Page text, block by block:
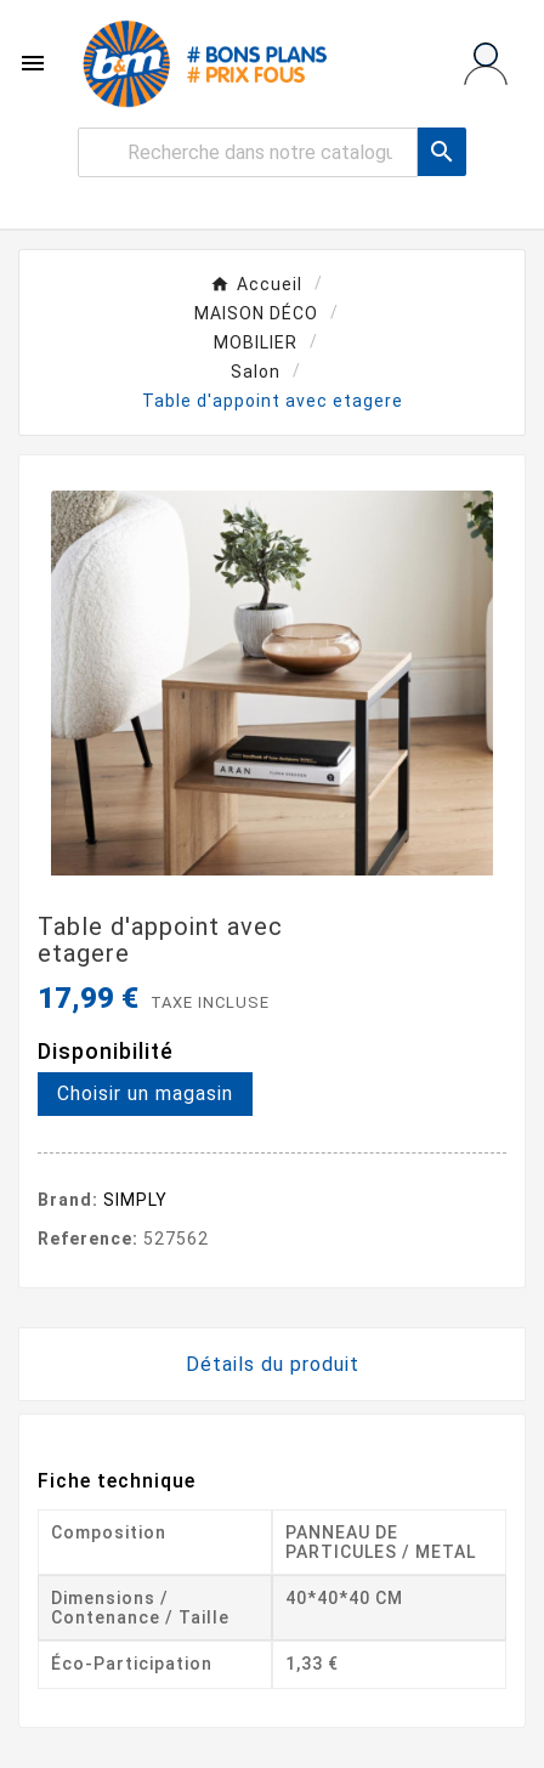


Accueil
MAISON DÉCO
MOBILIER
Salon
Table d'appoint avec etagere
Table d'appoint avec
etagere
17,99 € TAXE INCLUSE
Disponibilité
Choisir un magasin
Brand: SIMPLY
Reference: 527562
Détails du produit
Fiche technique
Composition
PANNEAU DE
PARTICULES / METAL
Dimensions /
Contenance / Taille
40*40*40 CM
Éco-Participation 1,33 €